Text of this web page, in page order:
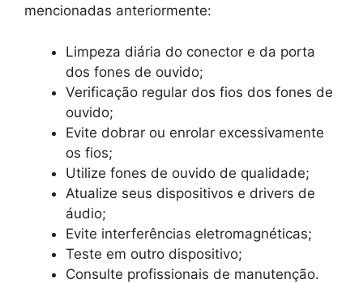
mencionadas anteriormente:
Limpeza diária do conector e da porta
dos fones de ouvido;
Verificação regular dos fios dos fones de
ouvido;
Evite dobrar ou enrolar excessivamente
os fios;
Utilize fones de ouvido de qualidade;
Atualize seus dispositivos e drivers de
áudio;
Evite interferências eletromagnéticas;
Teste em outro dispositivo;
Consulte profissionais de manutenção.